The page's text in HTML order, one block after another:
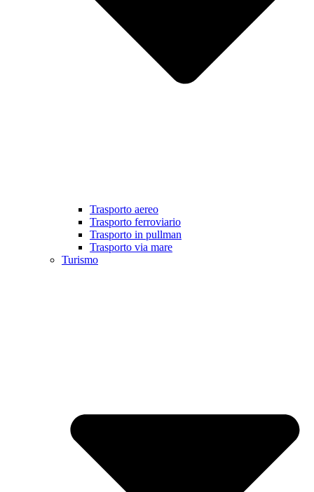
Trasporto aereo
Trasporto ferroviario
Trasporto in pullman
Trasporto via mare
Turismo